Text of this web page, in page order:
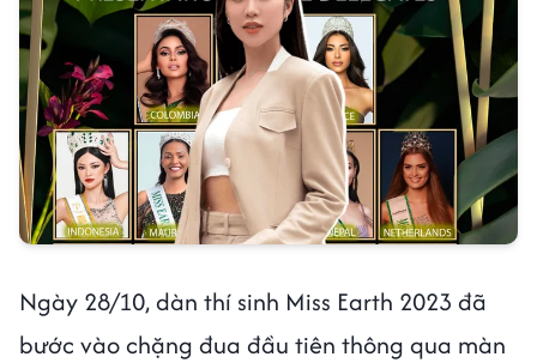
Ngày 28/10, dàn thí sinh Miss Earth 2023 đã
bước vào chặng đua đầu tiên thông qua màn